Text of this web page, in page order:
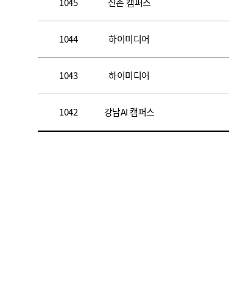
1044 하이미디어
1043 하이미디어
1042 강남AI 캠퍼스